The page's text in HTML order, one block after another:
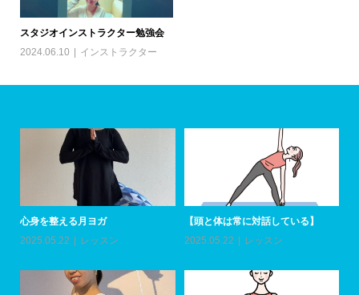
スタジオインストラクター勉強会
2024.06.10
インストラクター
心身を整える月ヨガ
2025.05.22
レッスン
【頭と体は常に対話している】
2025.05.22
レッスン